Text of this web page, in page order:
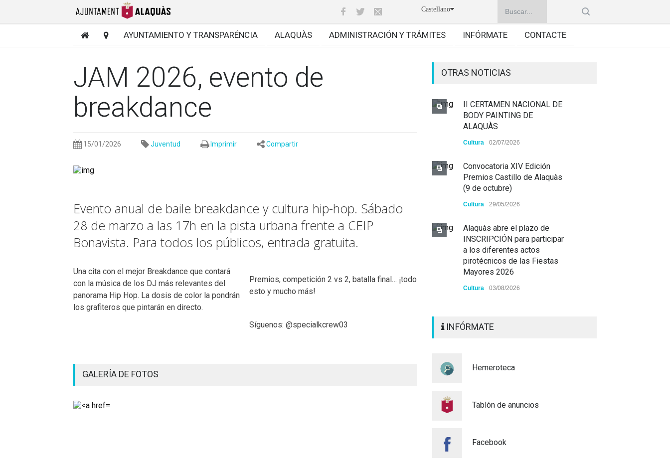
Castellano
AYUNTAMIENTO Y TRANSPARÉNCIA ALAQUÀS ADMINISTRACIÓN Y TRÁMITES INFÓRMATE CONTACTE
JAM 2026, evento de
breakdance
15/01/2026 Juventud Imprimir Compartir
Evento anual de baile breakdance y cultura hip-hop. Sábado
28 de marzo a las 17h en la pista urbana frente a CEIP
Bonavista. Para todos los públicos, entrada gratuita.
Una cita con el mejor Breakdance que contará
con la música de los DJ más relevantes del
panorama Hip Hop. La dosis de color la pondrán
los grafiteros que pintarán en directo.
Premios, competición 2 vs 2, batalla final… ¡todo
esto y mucho más!
Síguenos: @specialkcrew03
GALERÍA DE FOTOS
OTRAS NOTICIAS
II CERTAMEN NACIONAL DE
BODY PAINTING DE
ALAQUÀS
Cultura 02/07/2026
Convocatoria XIV Edición
Premios Castillo de Alaquàs
(9 de octubre)
Cultura 29/05/2026
Alaquàs abre el plazo de
INSCRIPCIÓN para participar
a los diferentes actos
pirotécnicos de las Fiestas
Mayores 2026
Cultura 03/08/2026
PAELLAS 2026
Bono Cultural Joven 2026:
400 euros para disfrutar de la
23/07/2026
INFÓRMATE
Hemeroteca
Tablón de anuncios
Facebook